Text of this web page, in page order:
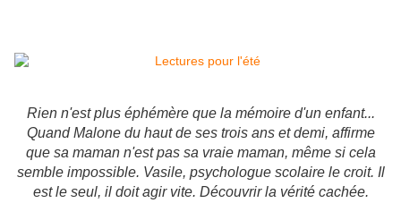
Rien n'est plus éphémère que la mémoire d'un enfant...
Quand Malone du haut de ses trois ans et demi, affirme
que sa maman n'est pas sa vraie maman, même si cela
semble impossible. Vasile, psychologue scolaire le croit. Il
est le seul, il doit agir vite. Découvrir la vérité cachée.